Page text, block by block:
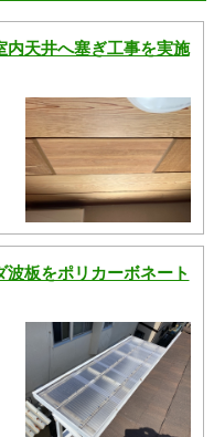
内天井へ塞ぎ工事を実施
板をポリカーボネート